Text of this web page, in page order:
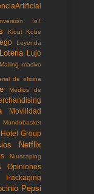
IoT
Klout Kobe
Leyenda
Loteria Lujo
Mailing masivo
de oficina
Medios de
Movilidad
Mundobasket
Group
Netflix
Nutscaping
Opiniones
Packaging
Pepsi